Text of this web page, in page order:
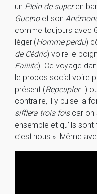
un Plein de superen
Guetno et son
comme toujours avec
léger (Homme perdu)
de Cédric) voire le
Faillite). Ce voyage
le propos social voire
présent (Repeupler…)
contraire, il y puise la
sifflera trois foiscar on
ensemble et qu’ils sont
c’est nous ». Même